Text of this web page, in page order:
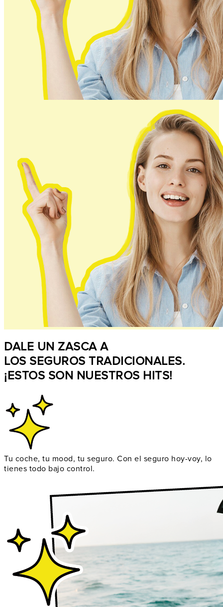
DALE UN ZASCA A
LOS SEGUROS TRADICIONALES.
¡ESTOS SON NUESTROS HITS!
Tu coche, tu mood, tu seguro. Con el seguro hoy-voy, lo
tienes todo bajo control.